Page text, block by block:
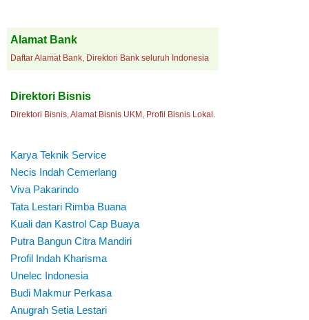
Alamat Bank
Daftar Alamat Bank, Direktori Bank seluruh Indonesia
Direktori Bisnis
Direktori Bisnis, Alamat Bisnis UKM, Profil Bisnis Lokal.
Karya Teknik Service
Necis Indah Cemerlang
Viva Pakarindo
Tata Lestari Rimba Buana
Kuali dan Kastrol Cap Buaya
Putra Bangun Citra Mandiri
Profil Indah Kharisma
Unelec Indonesia
Budi Makmur Perkasa
Anugrah Setia Lestari